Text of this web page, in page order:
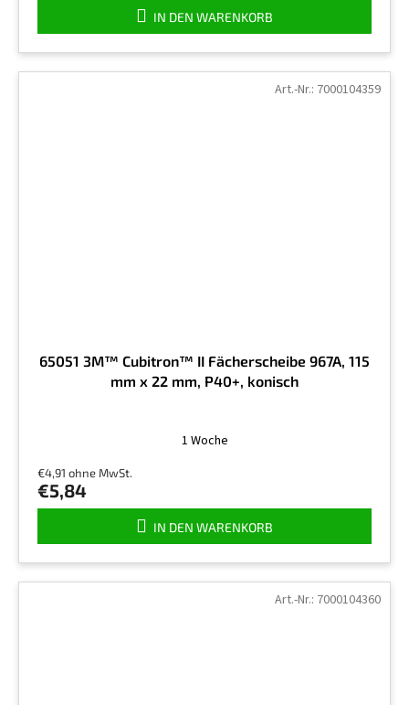
IN DEN WARENKORB
65051 3M™ Cubitron™ II Fächerscheibe 967A, 115
mm x 22 mm, P40+, konisch
1 Woche
€4,91 ohne MwSt.
€5,84
IN DEN WARENKORB
Art.-Nr.: 7000104359
Art.-Nr.: 7000104360